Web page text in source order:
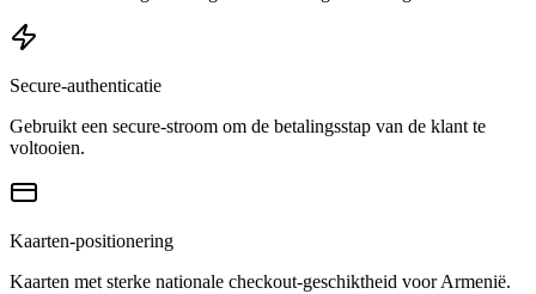
Secure-authenticatie
Gebruikt een secure-stroom om de betalingsstap van de klant te
voltooien.
Kaarten-positionering
Kaarten met sterke nationale checkout-geschiktheid voor Armenië.